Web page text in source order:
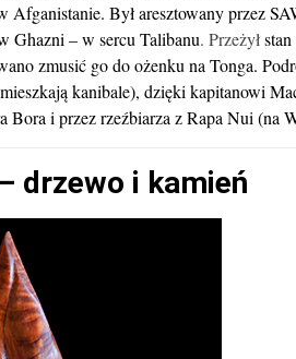
Afganistanie. Był aresztowany przez
Ghazni – w sercu Talibanu. Przeżył
zmusić go do ożenku na Tonga.
kanibale), dzięki kapitanowi
Bora i przez rzeźbiarza z Rapa Nui (na
drzewo i kamień